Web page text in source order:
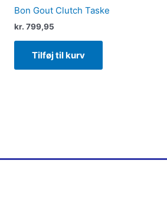
Bon Gout Clutch Taske
kr. 799,95
Tilføj til kurv